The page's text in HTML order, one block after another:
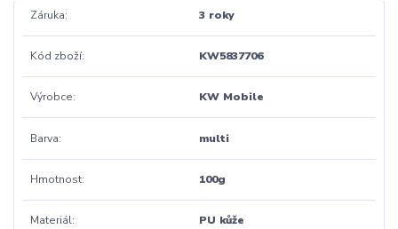
Záruka 3 roky
Kód zboží KW5837706
Výrobce KW Mobile
Barva multi
Hmotnost 100g
Materiál PU kůže